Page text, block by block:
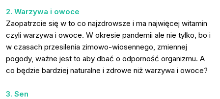
2. Warzywa i owoce
Zaopatrzcie się w to co najzdrowsze i ma najwięcej witamin
czyli warzywa i owoce. W okresie pandemii ale nie tylko, bo i
w czasach przesilenia zimowo-wiosennego, zmiennej
pogody, ważne jest to aby dbać o odporność organizmu. A
co będzie bardziej naturalne i zdrowe niż warzywa i owoce?
3. Sen